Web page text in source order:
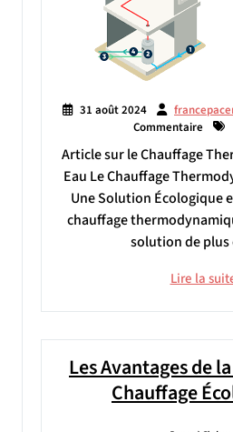
31 août 2024
Commentaire
Article sur le Chauffage
Eau Le Chauffage
Une Solution Écologique
chauffage
solution de plus
Lire la
Les Avantages de
Chauffage